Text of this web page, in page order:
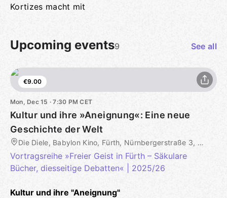
Kortizes macht mit
Upcoming events9 See all
€9.00
Mon, Dec 15 · 7:30 PM CET
Kultur und ihre »Aneignung«: Eine neue
Geschichte der Welt
Die Diele, Babylon Kino, Fürth, Nürnbergerstraße 3, Fürth, DE
Vortragsreihe »Freier Geist in Fürth – Säkulare
Bücher, diesseitige Debatten« | 2025/26
Kultur und ihre "Aneignung"